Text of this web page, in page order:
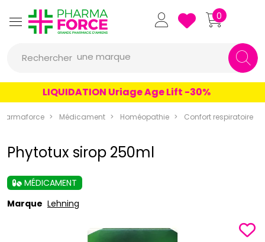
Pharmaforce Grande Pharmacie
0
Rechercher
un produit
une marque
LIQUIDATION Uriage Age Lift -30%
Médicament Homéopathie Confort respiratoire
Phytotux sirop 250ml
MÉDICAMENT
Marque Lehning